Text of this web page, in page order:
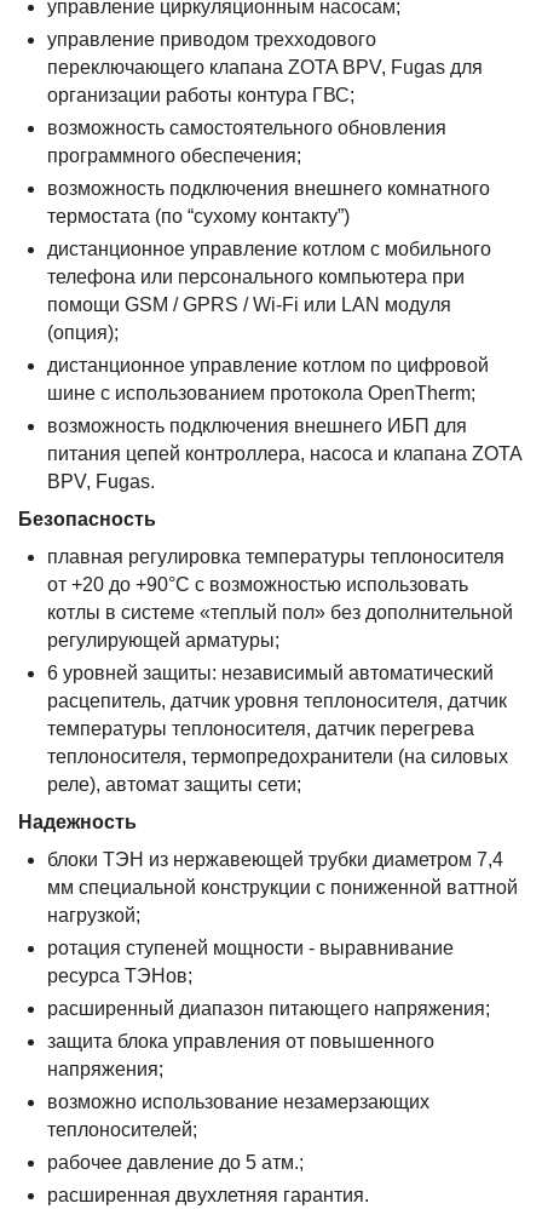
управление циркуляционным насосам;
управление приводом трехходового
переключающего клапана ZOTA BPV, Fugas для
организации работы контура ГВС;
возможность самостоятельного обновления
программного обеспечения;
возможность подключения внешнего комнатного
термостата (по “сухому контакту”)
дистанционное управление котлом с мобильного
телефона или персонального компьютера при
помощи GSM / GPRS / Wi-Fi или LAN модуля
(опция);
дистанционное управление котлом по цифровой
шине с использованием протокола OpenTherm;
возможность подключения внешнего ИБП для
питания цепей контроллера, насоса и клапана ZOTA
BPV, Fugas.
Безопасность
плавная регулировка температуры теплоносителя
от +20 до +90°С с возможностью использовать
котлы в системе «теплый пол» без дополнительной
регулирующей арматуры;
6 уровней защиты: независимый автоматический
расцепитель, датчик уровня теплоносителя, датчик
температуры теплоносителя, датчик перегрева
теплоносителя, термопредохранители (на силовых
реле), автомат защиты сети;
Надежность
блоки ТЭН из нержавеющей трубки диаметром 7,4
мм специальной конструкции с пониженной ваттной
нагрузкой;
ротация ступеней мощности - выравнивание
ресурса ТЭНов;
расширенный диапазон питающего напряжения;
защита блока управления от повышенного
напряжения;
возможно использование незамерзающих
теплоносителей;
рабочее давление до 5 атм.;
расширенная двухлетняя гарантия.